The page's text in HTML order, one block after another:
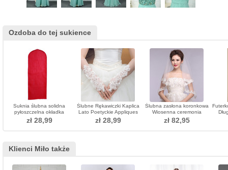
Ozdoba do tej sukience
Suknia ślubna solidna
pyłoszczelna okładka
ochronna pokrowce
ochronne producent
zł 28,99
Ślubne Rękawiczki Kaplica
Lato Poetyckie Appliques
Tulle
zł 28,99
Ślubna zasłona koronkowa
Wiosenna ceremonia
koronkowa tkaniny
zł 82,95
Klienci Miło także